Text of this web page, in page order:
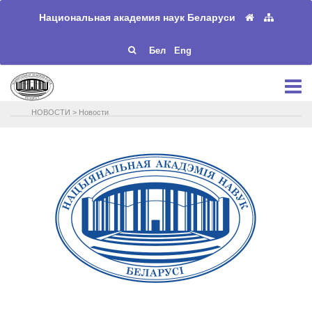
Национальная академия наук Беларуси
Бел Eng
НОВОСТИ > Новости